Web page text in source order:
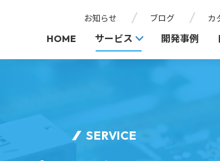
お知らせ ブログ カ
HOME
サービス 開発事例
SERVICE